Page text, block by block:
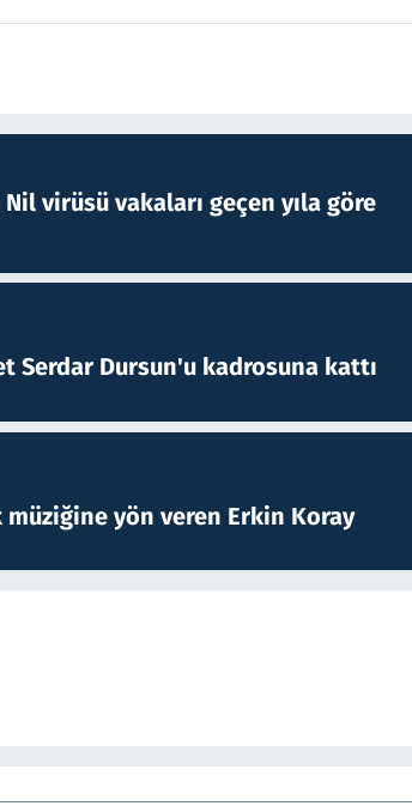
virüsü vakaları geçen yıla göre
Serdar Dursun'u kadrosuna kattı
müziğine yön veren Erkin Koray